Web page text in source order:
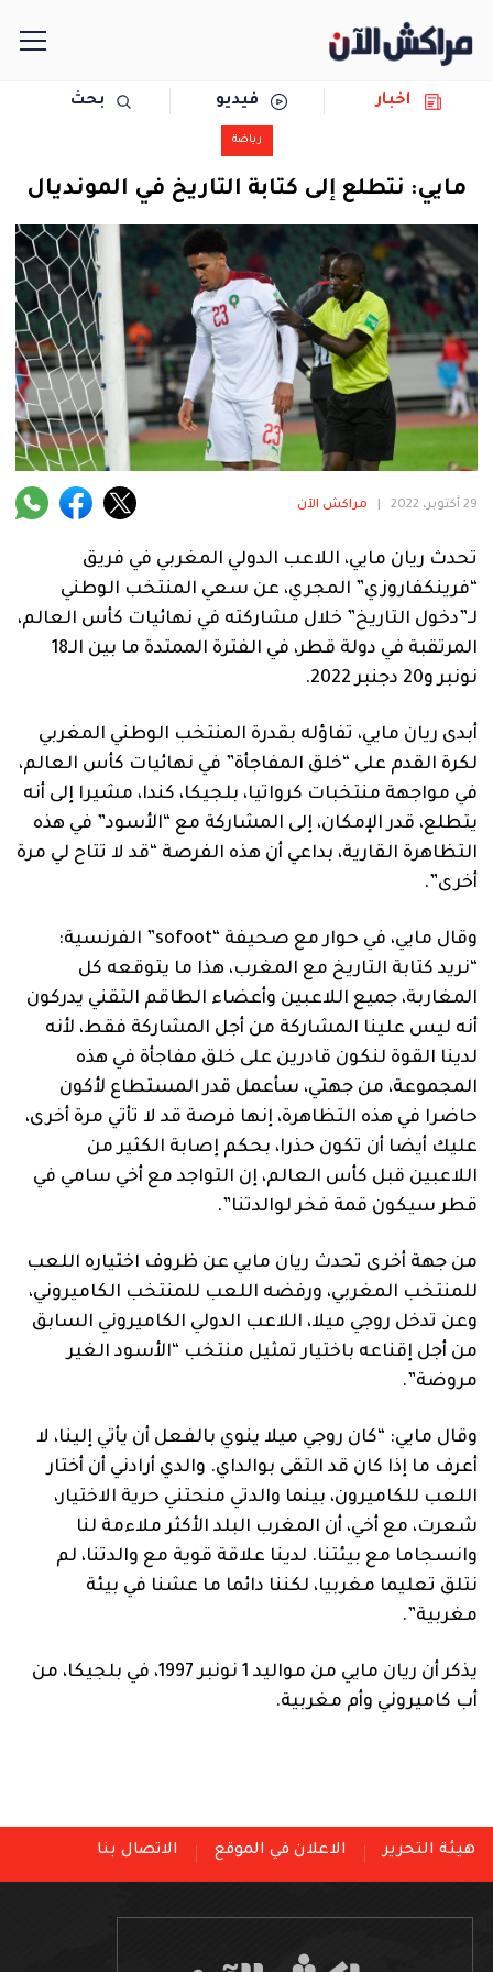
سياسة
رياضة
حوادث
دولية
المرأة
فنية
منوعة
اخبار فيديو بحث
رياضة
مايي: نتطلع إلى كتابة التاريخ في المونديال
29 أكتوبر، 2022 مراكش الآن
تحدث ريان مايي، اللاعب الدولي المغربي في فريق
“فرينكفاروزي” المجري، عن سعي المنتخب الوطني
لـ”دخول التاريخ” خلال مشاركته في نهائيات كأس العالم،
المرتقبة في دولة قطر، في الفترة الممتدة ما بين الـ18
نونبر و20 دجنبر 2022.
أبدى ريان مايي، تفاؤله بقدرة المنتخب الوطني المغربي
لكرة القدم على “خلق المفاجأة” في نهائيات كأس العالم،
في مواجهة منتخبات كرواتيا، بلجيكا، كندا، مشيرا إلى أنه
يتطلع، قدر الإمكان، إلى المشاركة مع “الأسود” في هذه
التظاهرة القارية، بداعي أن هذه الفرصة “قد لا تتاح لي مرة
أخرى”.
وقال مايي، في حوار مع صحيفة “sofoot” الفرنسية:
“نريد كتابة التاريخ مع المغرب، هذا ما يتوقعه كل
المغاربة، جميع اللاعبين وأعضاء الطاقم التقني يدركون
أنه ليس علينا المشاركة من أجل المشاركة فقط، لأنه
لدينا القوة لنكون قادرين على خلق مفاجأة في هذه
المجموعة، من جهتي، سأعمل قدر المستطاع لأكون
حاضرا في هذه التظاهرة، إنها فرصة قد لا تأتي مرة أخرى،
عليك أيضا أن تكون حذرا، بحكم إصابة الكثير من
اللاعبين قبل كأس العالم، إن التواجد مع أخي سامي في
قطر سيكون قمة فخر لوالدتنا”.
من جهة أخرى تحدث ريان مايي عن ظروف اختياره اللعب
للمنتخب المغربي، ورفضه اللعب للمنتخب الكاميروني،
وعن تدخل روجي ميلا، اللاعب الدولي الكاميروني السابق
من أجل إقناعه باختيار تمثيل منتخب “الأسود الغير
مروضة”.
وقال مايي: “كان روجي ميلا ينوي بالفعل أن يأتي إلينا، لا
أعرف ما إذا كان قد التقى بوالداي. والدي أرادني أن أختار
اللعب للكاميرون، بينما والدتي منحتني حرية الاختيار،
شعرت، مع أخي، أن المغرب البلد الأكثر ملاءمة لنا
وانسجاما مع بيئتنا. لدينا علاقة قوية مع والدتنا، لم
نتلق تعليما مغربيا، لكننا دائما ما عشنا في بيئة
مغربية”.
يذكر أن ريان مايي من مواليد 1 نونبر 1997، في بلجيكا، من
أب كاميروني وأم مغربية.
هيئة التحرير الاعلان في الموقع الاتصال بنا